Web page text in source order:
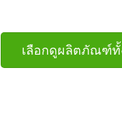
เลือกดูผลิตภัณฑ์